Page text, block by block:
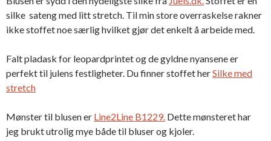
silke sateng med litt stretch. Til min store overraskelse rakner
ikke stoffet noe særlig hvilket gjør det enkelt å arbeide med.
Falt pladask for leopardprintet og de gyldne nyansene er
perfekt til julens festligheter. Du finner stoffet herSilke med
stretch
Mønster til blusen er Line2Line B1229. Dette mønsteret har
jeg brukt utrolig mye både til bluser og kjoler.